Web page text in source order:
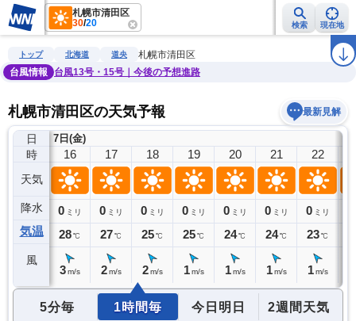
札幌市清田区
30/20 検索 現在地
雨雲レーダー 台風情報 地震情報 ラ
トップ 北海道 道央
札幌市清田区
台風情報
台風13号・15号｜今後の予想進路
札幌市清田区の天気予報 最新見解
日
時
天気
降水
気温
風
7日(金)
15
0ミリ
29℃
16
0 ミリ
28℃
3 m/s
17
0 ミリ
27℃
2 m/s
18
0 ミリ
25℃
2 m/s
19
0 ミリ
25℃
1 m/s
20
0 ミリ
24℃
1 m/s
21
0 ミリ
24℃
1 m/s
22
0 ミリ
23℃
1 m/s
5分毎 1時間毎 今日明日 2週間天気